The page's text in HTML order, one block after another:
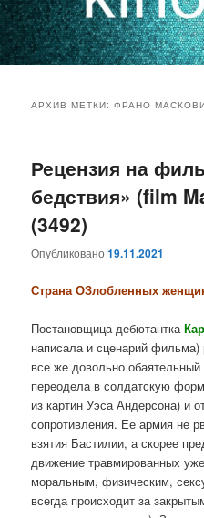
основному
содержимому
дополнительному
содержимому
АРХИВ МЕТКИ:ФРАНО
Рецензия на
бедствия» (film
(3492)
Опубликовано19.11.2021
Страна ОЗлобленных
Постановщица-дебютантка
написала и сценарий
все же довольно
переодела в солдатскую
из картин Уэса Андерсона) и
сопротивления. Ее армия не
взятия Бастилии, а скорее
движение травмированных
моральным, физическим,
всегда происходит за